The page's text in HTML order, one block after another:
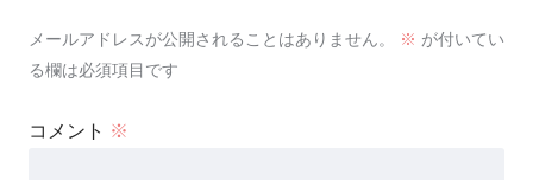
メールアドレスが公開されることはありません。 ※ が付いてい
る欄は必須項目です
コメント ※